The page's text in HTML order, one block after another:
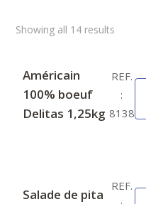
Showing all 14 results
Américain
100% boeuf
Delitas 1,25kg
REF.
:
8138
Salade de pita
REF.